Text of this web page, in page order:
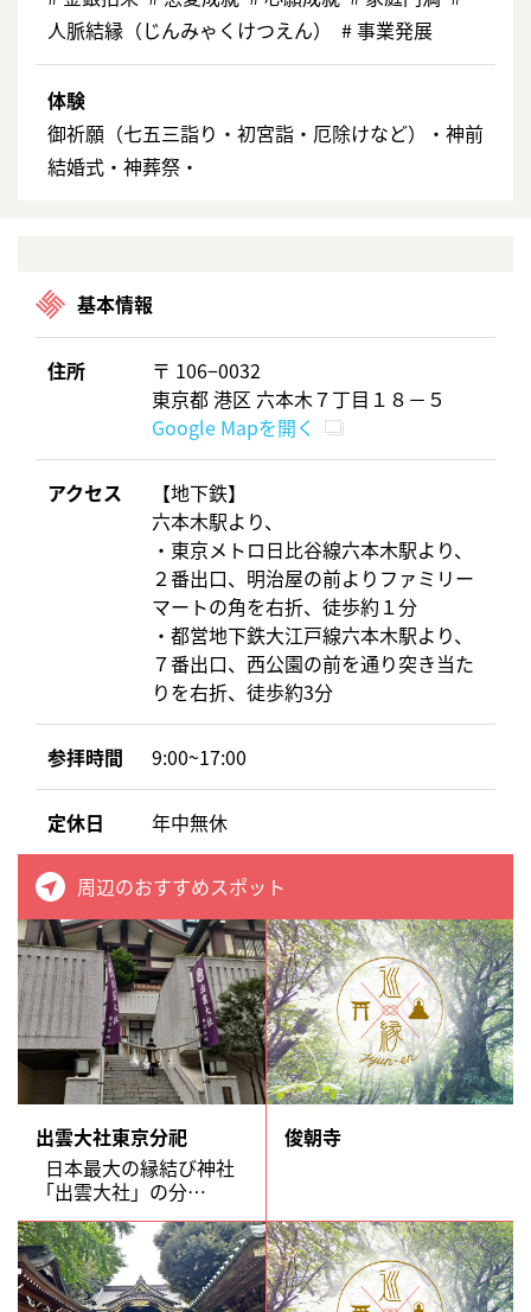
⼈脈結縁（じんみゃくけつえん） # 事業発展
体験
御祈願（七五三詣り・初宮詣・厄除けなど）・神前
結婚式・神葬祭・
基本情報
住所
〒 106−0032
東京都 港区 六本木７丁目１８－５
Google Mapを開く
アクセス
【地下鉄】
六本木駅より、
・東京メトロ日比谷線六本木駅より、
２番出口、明治屋の前よりファミリー
マートの角を右折、徒歩約１分
・都営地下鉄大江戸線六本木駅より、
７番出口、西公園の前を通り突き当た
りを右折、徒歩約3分
参拝時間 9:00~17:00
定休日 年中無休
周辺のおすすめスポット
出雲大社東京分祀
日本最大の縁結び神社
「出雲大社」の分…
俊朝寺